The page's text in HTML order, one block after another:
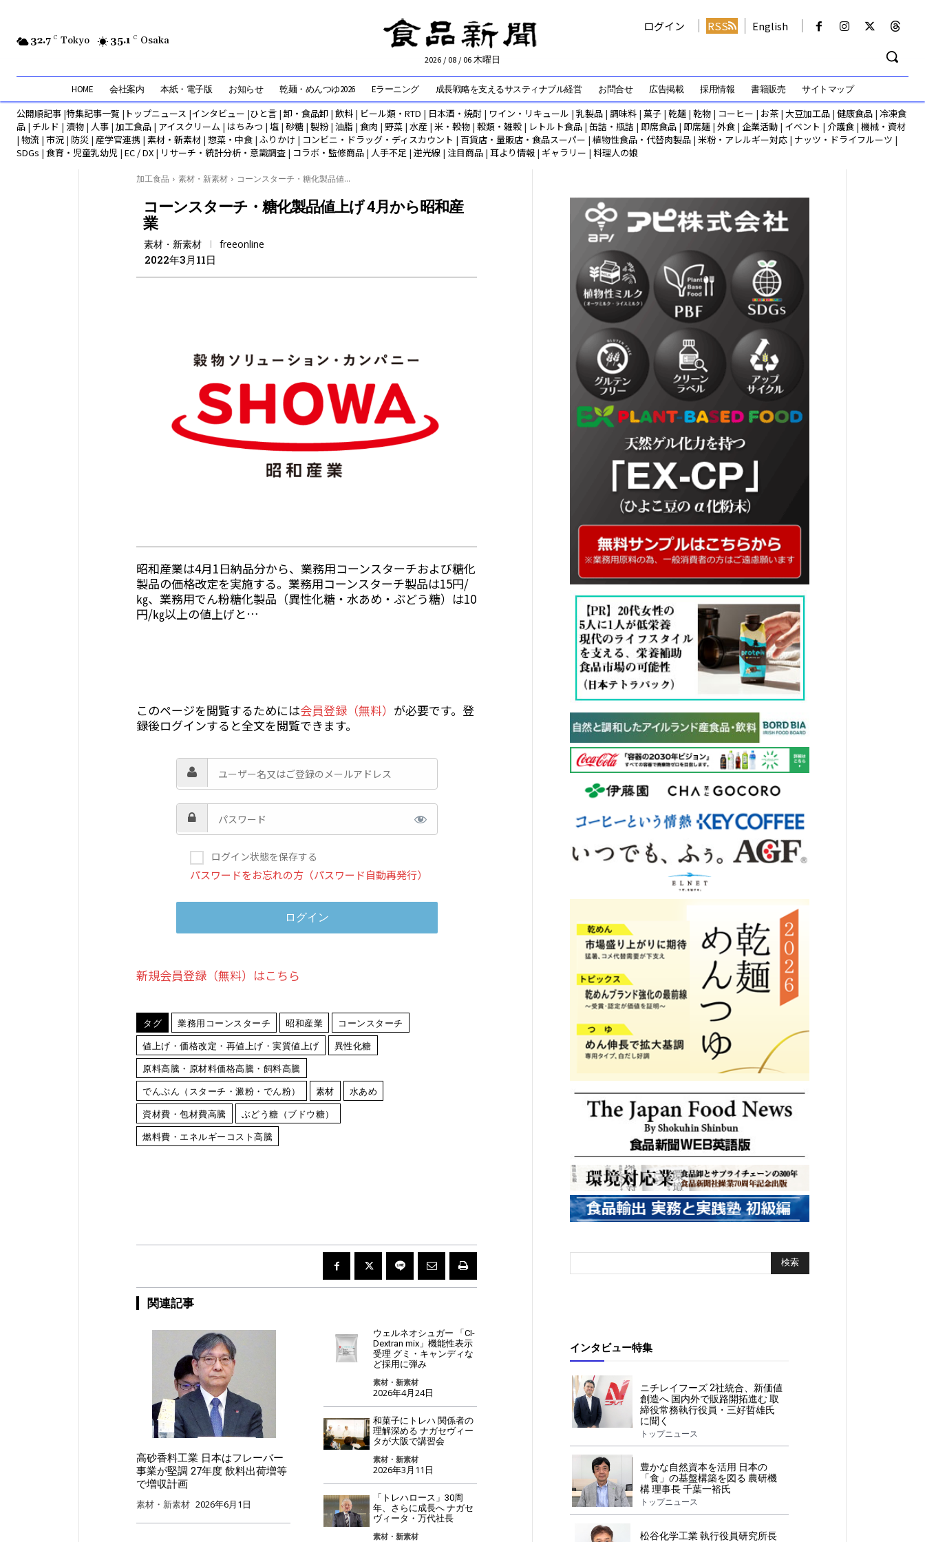
32.7 C Tokyo 35.1 C Osaka
2026 / 08 / 06 木曜日
ログイン RSS English
HOME 会社案内 本紙・電子版 お知らせ 乾麺・めんつゆ2026 Eラーニング 成長戦略を支えるサスティナブル経営 お問合せ 広告掲載 採用情報 書籍販売 サイトマップ
公開順記事 |特集記事一覧 | トップニュース |インタビュー |ひと言 |卸・食品卸 | 飲料 | ビール類・RTD | 日本酒・焼酎 | ワイン・リキュール | 乳製品 | 調味料 | 菓子 | 乾麺 | 乾物 | コーヒー | お茶 | 大豆加工品 | 健康食品 | 冷凍食
品 | チルド | 漬物 | 人事 | 加工食品 | アイスクリーム | はちみつ | 塩 | 砂糖 | 製粉| 油脂 | 食肉 | 野菜 | 水産 | 米・穀物 | 穀類・雑穀 | レトルト食品 | 缶詰・瓶詰 | 即席食品 | 即席麺 | 外食 | 企業活動 | イベント | 介護食 | 機械・資材
| 物流 | 市況 | 防災 | 産学官連携 | 素材・新素材 | 惣菜・中食 | ふりかけ | コンビニ・ドラッグ・ディスカウント | 百貨店・量販店・食品スーパー | 植物性食品・代替肉製品 | 米粉・アレルギー対応 | ナッツ・ドライフルーツ |
SDGs | 食育・児童乳幼児 | EC / DX | リサーチ・統計分析・意識調査 | コラボ・監修商品 | 人手不足 | 逆光線 | 注目商品 | 耳より情報 | ギャラリー | 料理人の娘
加工食品 素材・新素材 コーンスターチ・糖化製品値...
コーンスターチ・糖化製品値上げ 4月から昭和産
業
素材・新素材 freeonline
2022年3月11日
昭和産業は4月1日納品分から、業務用コーンスターチおよび糖化
製品の価格改定を実施する。業務用コーンスターチ製品は15円/
㎏、業務用でん粉糖化製品（異性化糖・水あめ・ぶどう糖）は10
円/㎏以上の値上げと…
このページを閲覧するためには会員登録（無料） が必要です。登
録後ログインすると全文を閲覧できます。
ログイン状態を保存する
パスワードをお忘れの方（パスワード自動再発行）
新規会員登録（無料）はこちら
タグ 業務用コーンスターチ 昭和産業
コーンスターチ
値上げ・価格改定・再値上げ・実質値上げ
異性化糖
原料高騰・原材料価格高騰・飼料高騰
でんぷん（スターチ・澱粉・でん粉）
素材
水あめ
資材費・包材費高騰
ぶどう糖（ブドウ糖）
燃料費・エネルギーコスト高騰
関連記事
高砂香料工業 日本はフレーバー
事業が堅調 27年度 飲料出荷増等
で増収計画
素材・新素材 2026年6月1日
ウェルネオシュガー 「CI-
Dextran mix」機能性表示
受理 グミ・キャンディな
ど採用に弾み
素材・新素材
2026年4月24日
和菓子にトレハ 関係者の
理解深める ナガセヴィー
タが大阪で講習会
素材・新素材
2026年3月11日
「トレハロース」30周
年、さらに成長へ ナガセ
ヴィータ・万代社長
素材・新素材
インタビュー特集
ニチレイフーズ 2社統合、新価値
創造へ 国内外で販路開拓進む 取
締役常務執行役員・三好哲雄氏
に聞く
トップニュース
豊かな自然資本を活用 日本の
「食」の基盤構築を図る 農研機
構 理事長 千葉一裕氏
トップニュース
松谷化学工業 執行役員研究所長